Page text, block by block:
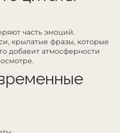
часть эмоций.
крылатые фразы, которые
добавит атмосферности